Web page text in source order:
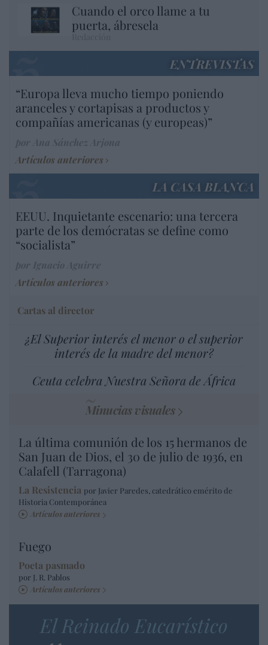
Cuando el orco llame a tu
puerta, ábresela
ENTREVISTAS
“Europa lleva mucho tiempo poniendo
aranceles y cortapisas a productos y
compañías americanas (y europeas)”
Artículos anteriores
LA CASA BLANCA
EEUU. Inquietante escenario: una tercera
parte de los demócratas se define como
“socialista”
Artículos anteriores
Cartas al director
¿El Superior interés el menor o el superior
interés de la madre del menor?
Ceuta celebra Nuestra Señora de África
Minucias visuales
La última comunión de los 15 hermanos de
San Juan de Dios, el 30 de julio de 1936, en
Calafell (Tarragona)
La Resistencia por Javier Paredes, catedrático emérito de
Historia Contemporánea
Artículos anteriores
Fuego
Poeta pasmado
por J. R. Pablos
Artículos anteriores
El Reinado Eucarístico